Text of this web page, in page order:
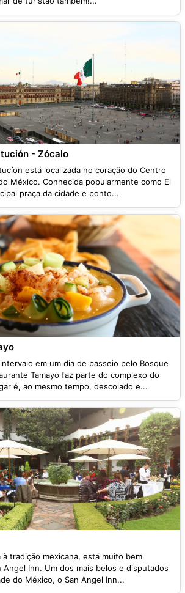
- Zócalo
está localizada no coração do Centro
México. Conhecida popularmente como El
praça da cidade e ponto...
em um dia de passeio pelo Bosque
Tamayo faz parte do complexo do
é, ao mesmo tempo, descolado e...
à tradição mexicana, está muito bem
Angel Inn. Um dos mais belos e disputados
do México, o San Angel Inn...